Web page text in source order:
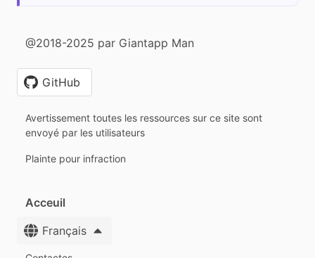
@2018-2025 par Giantapp Man
GitHub
Avertissement toutes les ressources sur ce site sont
envoyé par les utilisateurs
Plainte pour infraction
Acceuil
Français